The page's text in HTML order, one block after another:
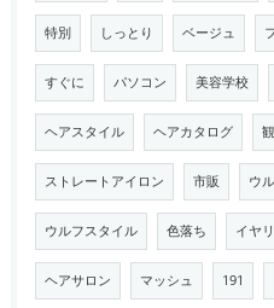
特別 しっとり ベージュ
すぐに パソコン 美容学校
ヘアスタイル ヘアカタログ
ストレートアイロン 市販 ウ
ウルフスタイル 色落ち イヤ
ヘアサロン マッシュ 191